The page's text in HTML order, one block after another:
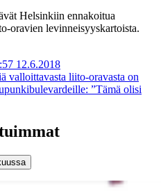
Helsinkiin ennakoitua
oravien levinneisyyskartoista.
12.6.2018
valloittavasta liito-oravasta on
”Tämä olisi